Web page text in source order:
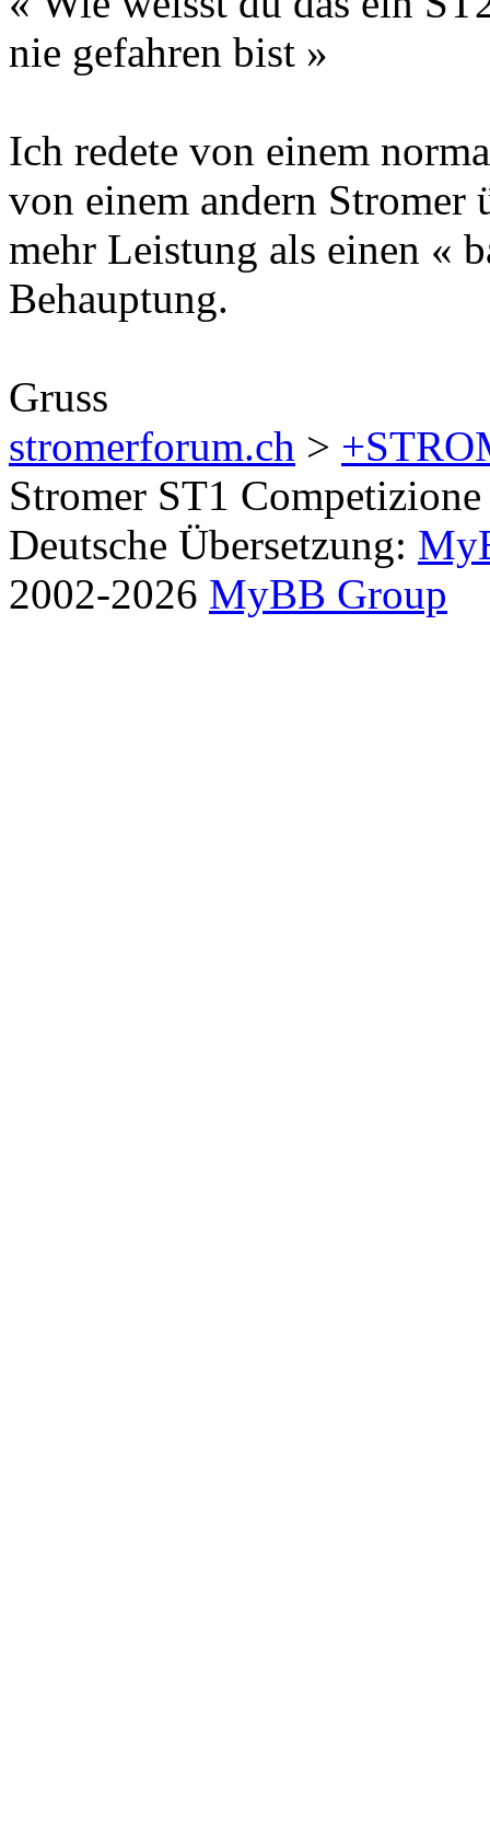
nie gefahren bist »
Ich redete von einem
von einem andern Stromer
mehr Leistung als einen «
Behauptung.
Gruss
stromerforum.ch >
Stromer ST1 Competizione
Deutsche Übersetzung:
2002-2026 MyBB Group